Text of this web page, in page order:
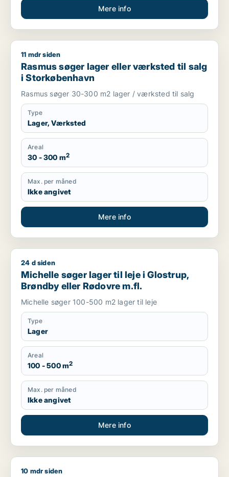
Mere info
Rasmus søger lager eller værksted til salg i Storkøbenhavn
11 mdr siden
Rasmus søger lager eller værksted til salg
i Storkøbenhavn
Rasmus søger 30-300 m2 lager / værksted til salg
Type
Lager, Værksted
Areal
30 - 300 m2
Max. per måned
Ikke angivet
Mere info
Michelle søger lager til leje i Glostrup, Brøndby eller
24 d siden
Michelle søger lager til leje i Glostrup,
Brøndby eller Rødovre m.fl.
Michelle søger 100-500 m2 lager til leje
Type
Lager
Areal
100 - 500 m2
Max. per måned
Ikke angivet
Mere info
Jeg søger lager, værksted eller produktionslokaler til salg i
10 mdr siden